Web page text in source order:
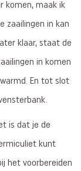
komen, maak ik
zaailingen in kan
klaar, staat de
in komen
En tot slot
is dat je de
kunt
het voorbereiden